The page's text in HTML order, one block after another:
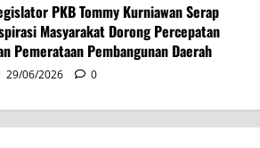
PKB Tommy Kurniawan Serap
Masyarakat Dorong Percepatan
Pemerataan Pembangunan Daerah
29/06/2026 0